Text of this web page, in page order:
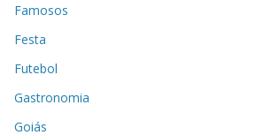
Famosos
Festa
Futebol
Gastronomia
Goiás